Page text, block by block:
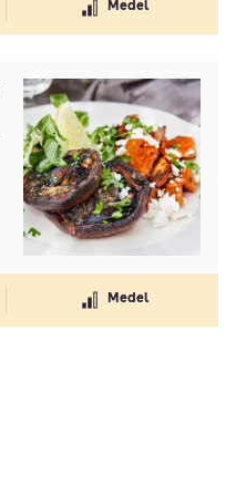
Medel
Medel